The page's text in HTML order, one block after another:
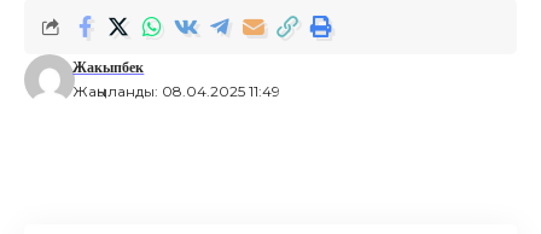
Жаңыланды: 08.04.2025 11:49
Жакыпбек